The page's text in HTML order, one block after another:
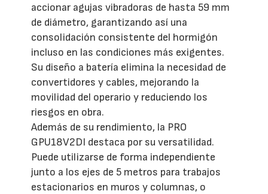
accionar agujas vibradoras de hasta 59 mm
de diámetro, garantizando así una
consolidación consistente del hormigón
incluso en las condiciones más exigentes.
Su diseño a batería elimina la necesidad de
convertidores y cables, mejorando la
movilidad del operario y reduciendo los
riesgos en obra.
Además de su rendimiento, la PRO
GPU18V2DI destaca por su versatilidad.
Puede utilizarse de forma independiente
junto a los ejes de 5 metros para trabajos
estacionarios en muros y columnas, o